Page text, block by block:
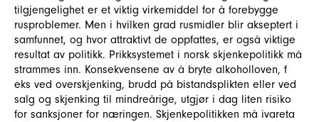
tilgjengelighet er et viktig virkemiddel for å forebygge
rusproblemer. Men i hvilken grad rusmidler blir akseptert i
samfunnet, og hvor attraktivt de oppfattes, er også viktige
resultat av politikk. Prikksystemet i norsk skjenkepolitikk må
strammes inn. Konsekvensene av å bryte alkoholloven, f
eks ved overskjenking, brudd på bistandsplikten eller ved
salg og skjenking til mindreårige, utgjør i dag liten risiko
for sanksjoner for næringen. Skjenkepolitikken må ivareta